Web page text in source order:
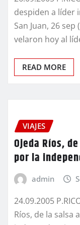
despiden a líder
San Juan, 26
velaron hoy al
READ MORE
VIAJES
Ojeda Ríos,
por la
admin
24.09.2005
Ríos, de la salsa